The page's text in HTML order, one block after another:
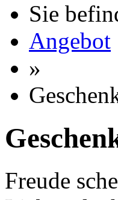
Sie
Angebot
»
Freude